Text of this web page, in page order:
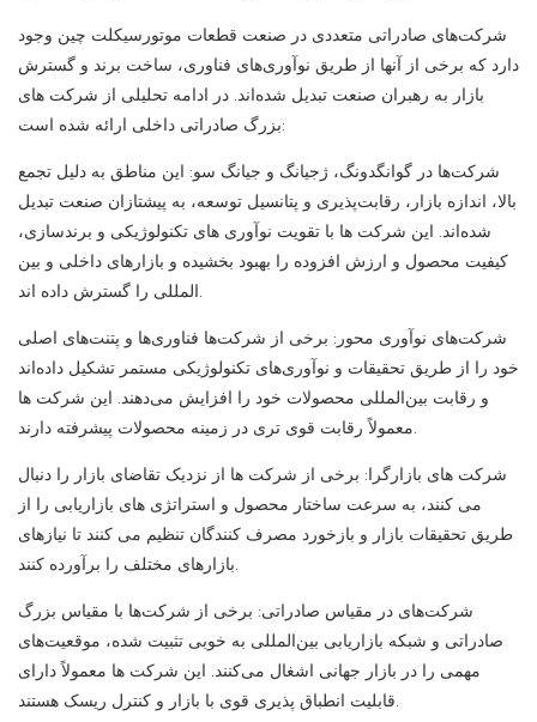
شرکت‌های صادراتی متعددی در صنعت قطعات موتورسیکلت چین وجود
دارد که برخی از آنها از طریق نوآوری‌های فناوری، ساخت برند و گسترش
بازار به رهبران صنعت تبدیل شده‌اند. در ادامه تحلیلی از شرکت های
بزرگ صادراتی داخلی ارائه شده است:
شرکت‌ها در گوانگدونگ، ژجیانگ و جیانگ سو: این مناطق به دلیل تجمع
بالا، اندازه بازار، رقابت‌پذیری و پتانسیل توسعه، به پیشتازان صنعت تبدیل
شده‌اند. این شرکت ها با تقویت نوآوری های تکنولوژیکی و برندسازی،
کیفیت محصول و ارزش افزوده را بهبود بخشیده و بازارهای داخلی و بین
المللی را گسترش داده اند.
شرکت‌های نوآوری محور: برخی از شرکت‌ها فناوری‌ها و پتنت‌های اصلی
خود را از طریق تحقیقات و نوآوری‌های تکنولوژیکی مستمر تشکیل داده‌اند
و رقابت بین‌المللی محصولات خود را افزایش می‌دهند. این شرکت ها
معمولاً رقابت قوی تری در زمینه محصولات پیشرفته دارند.
شرکت های بازارگرا: برخی از شرکت ها از نزدیک تقاضای بازار را دنبال
می کنند، به سرعت ساختار محصول و استراتژی های بازاریابی را از
طریق تحقیقات بازار و بازخورد مصرف کنندگان تنظیم می کنند تا نیازهای
بازارهای مختلف را برآورده کنند.
شرکت‌های در مقیاس صادراتی: برخی از شرکت‌ها با مقیاس بزرگ
صادراتی و شبکه بازاریابی بین‌المللی به خوبی تثبیت شده، موقعیت‌های
مهمی را در بازار جهانی اشغال می‌کنند. این شرکت ها معمولاً دارای
قابلیت انطباق پذیری قوی با بازار و کنترل ریسک هستند.